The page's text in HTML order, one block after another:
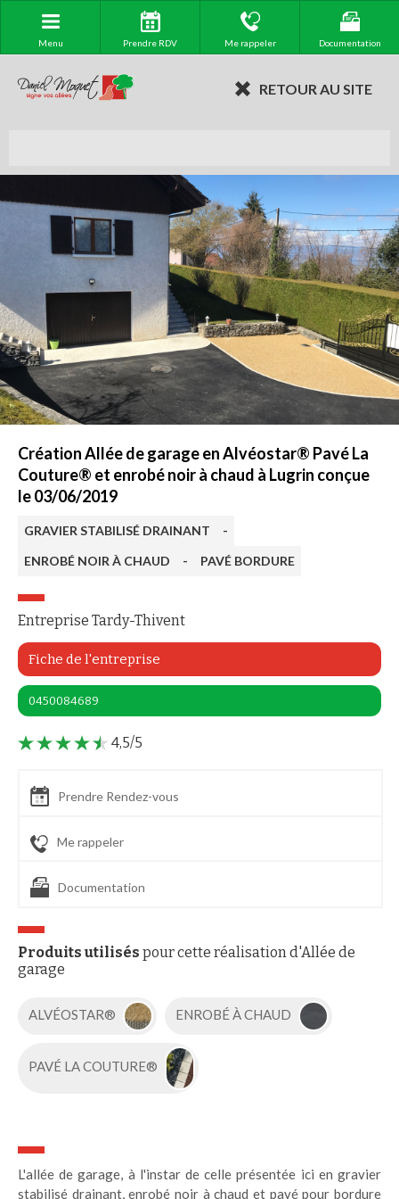
Menu Prendre RDV Me rappeler Documentation
RETOUR AU SITE
Création Allée de garage en Alvéostar® Pavé La
Couture® et enrobé noir à chaud à Lugrin conçue
le 03/06/2019
GRAVIER STABILISÉ DRAINANT
-
ENROBÉ NOIR À CHAUD
- PAVÉ BORDURE
Entreprise Tardy-Thivent
Fiche de l'entreprise
0450084689
4,5/5
Prendre Rendez-vous
Me rappeler
Documentation
Produits utilisés pour cette réalisation d'Allée de
garage
ALVÉOSTAR® ENROBÉ À CHAUD
PAVÉ LA COUTURE®
L'allée de garage, à l'instar de celle présentée ici en gravier
stabilisé drainant, enrobé noir à chaud et pavé pour bordure